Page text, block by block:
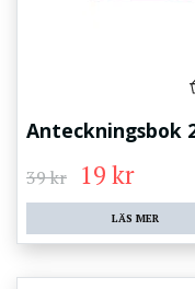
Anteckningsbok
39 kr 19 kr
LÄS MER